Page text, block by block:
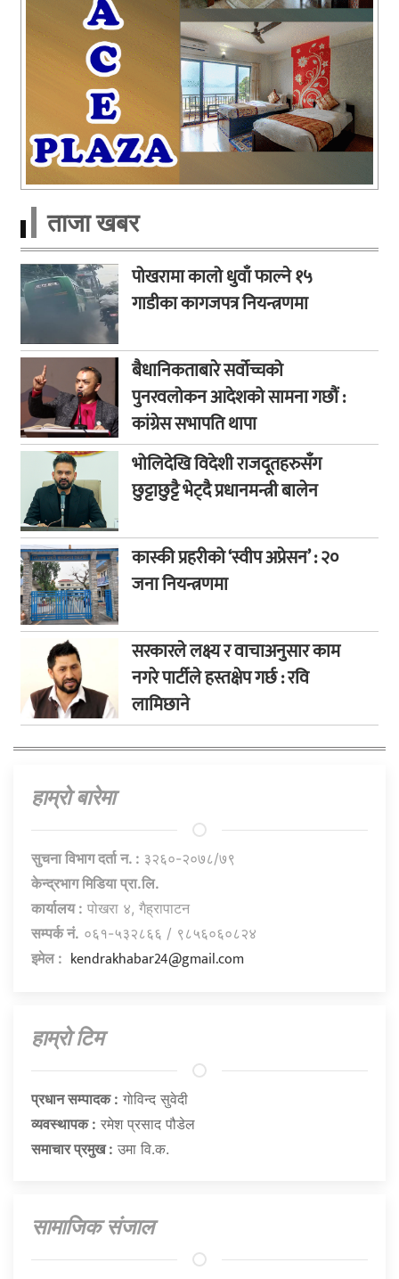
ताजा खबर
पोखरामा कालो धुवाँ फाल्ने १५
गाडीका कागजपत्र नियन्त्रणमा
बैधानिकताबारे सर्वोच्चको
पुनरवलोकन आदेशको सामना गछौं :
कांग्रेस सभापति थापा
भोलिदेखि विदेशी राजदूतहरुसँग
छुट्टाछुट्टै भेट्दै प्रधानमन्त्री बालेन
कास्की प्रहरीको ‘स्वीप अप्रेसन’ : २०
जना नियन्त्रणमा
सरकारले लक्ष्य र वाचाअनुसार काम
नगरे पार्टीले हस्तक्षेप गर्छ : रवि
लामिछाने
हाम्राे बारेमा
सुचना विभाग दर्ता न. : ३२६०-२०७८/७९
केन्द्रभाग मिडिया प्रा.लि.
कार्यालय : पोखरा ४, गैह्रापाटन
सम्पर्क नं. ०६१-५३२८६६ / ९८५६०६०८२४
इमेल : kendrakhabar24@gmail.com
हाम्राे टिम
प्रधान सम्पादक : गाेविन्द सुवेदी
व्यवस्थापक : रमेश प्रसाद पौडेल
समाचार प्रमुख : उमा वि.क.
सामाजिक संजाल